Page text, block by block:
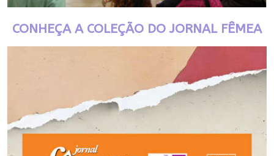
CONHEÇA A COLEÇÃO DO JORNAL FÊMEA